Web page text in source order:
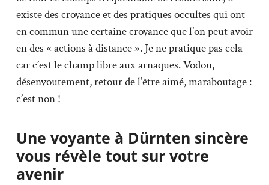
existe des croyance et des pratiques occultes qui ont
en commun une certaine croyance que l’on peut avoir
en des « actions à distance ». Je ne pratique pas cela
car c’est le champ libre aux arnaques. Vodou,
désenvoutement, retour de l’être aimé, maraboutage :
c’est non !
Une voyante à Dürnten sincère
vous révèle tout sur votre
avenir